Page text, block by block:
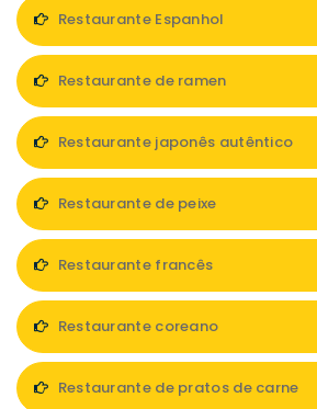
Restaurante Espanhol
Restaurante de ramen
Restaurante japonês autêntico
Restaurante de peixe
Restaurante francês
Restaurante coreano
Restaurante de pratos de carne